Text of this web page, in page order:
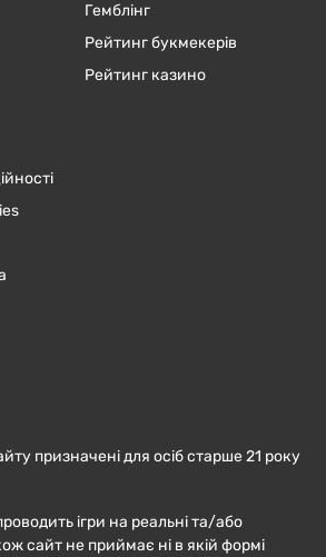
Гемблінг
Рейтинг букмекерів
Рейтинг казино
призначені для осіб старше 21 року
ігри на реальні та/або
сайт не приймає ні в якій формі